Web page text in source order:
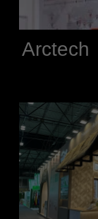
Arctech